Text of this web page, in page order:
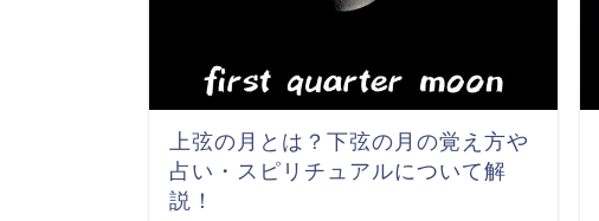
上弦の月とは？下弦の月の覚え方や
占い・スピリチュアルについて解
説！